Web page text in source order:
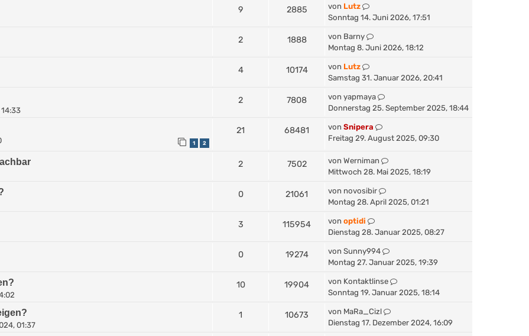
9 2885 von Lutz
Sonntag 14. Juni 2026, 17:51
2 1888 von Barny
Montag 8. Juni 2026, 18:12
4 10174 von Lutz
Samstag 31. Januar 2026, 20:41
2 7808 von yapmaya
Donnerstag 25. September 2025, 18:44
1 2
21 68481 von Snipera
Freitag 29. August 2025, 09:30
2 7502 von Werniman
Mittwoch 28. Mai 2025, 18:19
0 21061 von novosibir
Montag 28. April 2025, 01:21
3 115954 von optidi
Dienstag 28. Januar 2025, 08:27
0 19274 von Sunny994
Montag 27. Januar 2025, 19:39
10 19904 von Kontaktlinse
Sonntag 19. Januar 2025, 18:14
01:37
1 10673 von MaRa_Cizl
Dienstag 17. Dezember 2024, 16:09